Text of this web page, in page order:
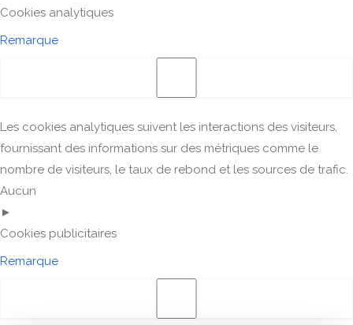
Cookies analytiques
Remarque
Les cookies analytiques suivent les interactions des visiteurs,
fournissant des informations sur des métriques comme le
nombre de visiteurs, le taux de rebond et les sources de trafic.
Aucun
►
Cookies publicitaires
Remarque